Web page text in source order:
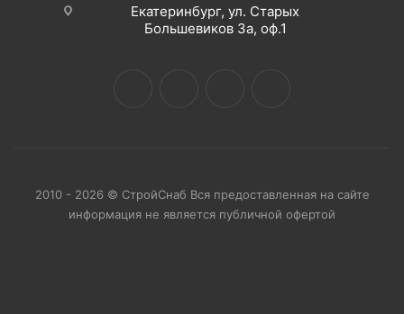
Екатеринбург, ул. Старых
Большевиков 3а, оф.1
2010 - 2026 © СтройСнаб Вся предоставленная на сайте
информация не является публичной офертой